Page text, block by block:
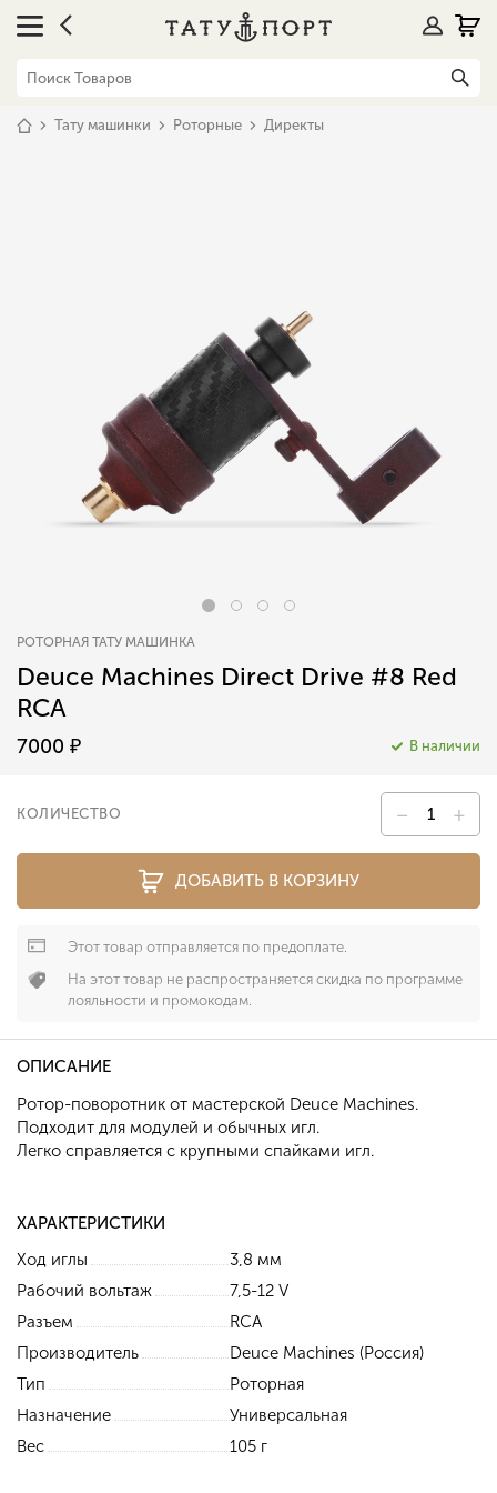
Тату машинки Роторные Директы
РОТОРНАЯ ТАТУ МАШИНКА
Deuce Machines Direct Drive #8 Red
RCA
7000 ₽ В наличии
КОЛИЧЕСТВО – +
ДОБАВИТЬ В КОРЗИНУ
Этот товар отправляется по предоплате.
На этот товар не распространяется скидка по программе
лояльности и промокодам.
ОПИСАНИЕ
Ротор-поворотник от мастерской Deuce Machines.
Подходит для модулей и обычных игл.
Легко справляется с крупными спайками игл.
ХАРАКТЕРИСТИКИ
Ход иглы
3,8 мм
Рабочий вольтаж
7,5-12 V
Разъем
RCA
Производитель
Deuce Machines (Россия)
Тип
Роторная
Назначение
Универсальная
Вес
105 г